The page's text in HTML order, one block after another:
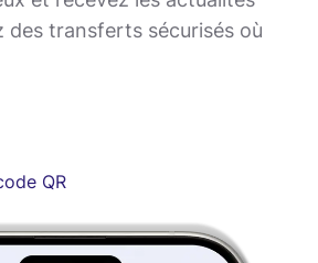
des transferts sécurisés où
QR